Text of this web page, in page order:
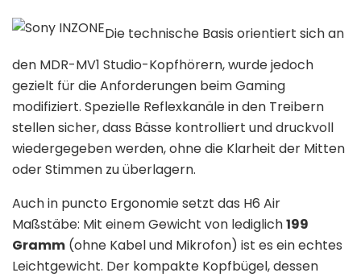
Die technische Basis orientiert sich an
den MDR-MV1 Studio-Kopfhörern, wurde jedoch
gezielt für die Anforderungen beim Gaming
modifiziert. Spezielle Reflexkanäle in den Treibern
stellen sicher, dass Bässe kontrolliert und druckvoll
wiedergegeben werden, ohne die Klarheit der Mitten
oder Stimmen zu überlagern.
Auch in puncto Ergonomie setzt das H6 Air
Maßstäbe: Mit einem Gewicht von lediglich199
Gramm (ohne Kabel und Mikrofon) ist es ein echtes
Leichtgewicht. Der kompakte Kopfbügel, dessen